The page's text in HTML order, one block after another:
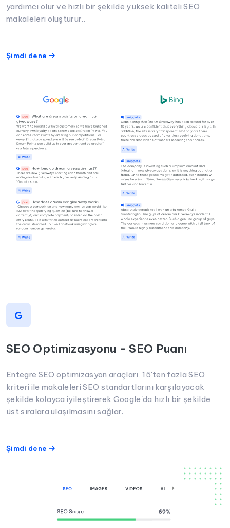
yardımcı olur ve hızlı bir şekilde yüksek kaliteli SEO
makaleleri oluşturur..
Şimdi dene
SEO Optimizasyonu - SEO Puanı
Entegre SEO optimizasyon araçları, 15'ten fazla SEO
kriteri ile makaleleri SEO standartlarını karşılayacak
şekilde kolayca iyileştirerek Google'da hızlı bir şekilde
üst sıralara ulaşılmasını sağlar.
Şimdi dene